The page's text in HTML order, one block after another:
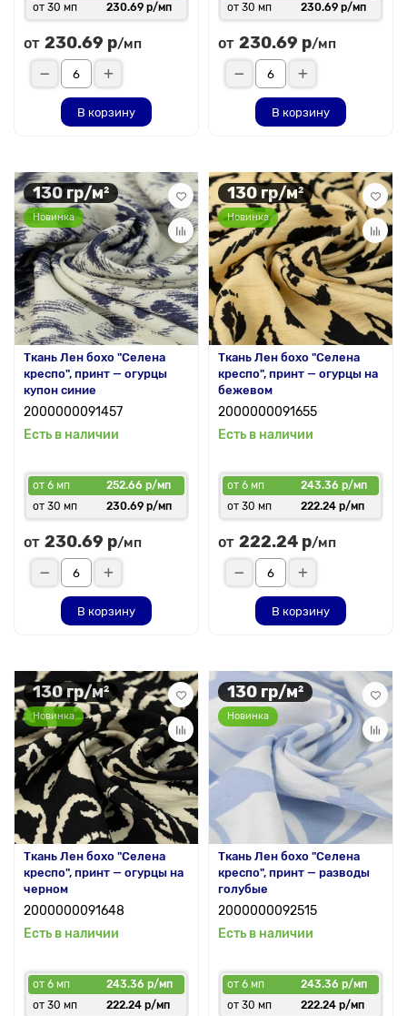
от 30 мп
230.69 р/мп
от 230.69 р/мп
В корзину
от 30 мп
230.69 р/мп
от 230.69 р/мп
В корзину
130 гр/м²
Новинка
Ткань Лен бохо "Селена
креспо", принт — огурцы
купон синие
2000000091457
Есть в наличии
от 6 мп
252.66 р/мп
от 30 мп
230.69 р/мп
от 230.69 р/мп
В корзину
130 гр/м²
Новинка
Ткань Лен бохо "Селена
креспо", принт — огурцы на
бежевом
2000000091655
Есть в наличии
от 6 мп
243.36 р/мп
от 30 мп
222.24 р/мп
от 222.24 р/мп
В корзину
130 гр/м²
Новинка
Ткань Лен бохо "Селена
креспо", принт — огурцы на
черном
2000000091648
Есть в наличии
от 6 мп
243.36 р/мп
от 30 мп
222.24 р/мп
130 гр/м²
Новинка
Ткань Лен бохо "Селена
креспо", принт — разводы
голубые
2000000092515
Есть в наличии
от 6 мп
243.36 р/мп
от 30 мп
222.24 р/мп